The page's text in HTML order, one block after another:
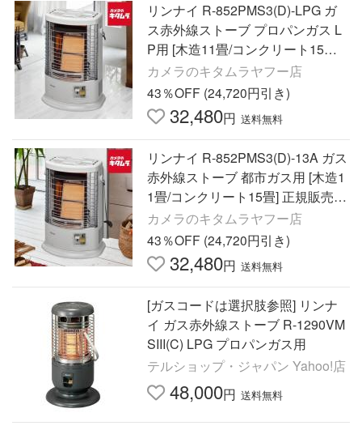
リンナイ R-852PMS3(D)-LPG ガ
ス赤外線ストーブ プロパンガス L
P用 [木造11畳/コンクリート15畳]
正規販売店 新生活 寒さ対策 暖房
カメラのキタムラヤフー店
43％OFF (24,720円引き)
32,480円 送料無料
リンナイ R-852PMS3(D)-13A ガス
赤外線ストーブ 都市ガス用 [木造1
1畳/コンクリート15畳] 正規販売店
新生活 寒さ対策 暖房
カメラのキタムラヤフー店
43％OFF (24,720円引き)
32,480円 送料無料
[ガスコードは選択肢参照] リンナ
イ ガス赤外線ストーブ R-1290VM
SIII(C) LPG プロパンガス用
テルショップ・ジャパン Yahoo!店
48,000円 送料無料